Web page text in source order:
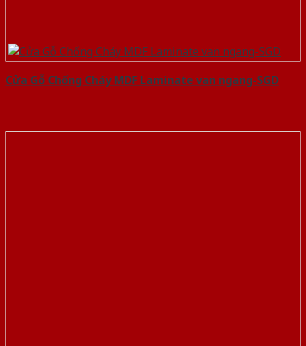
Cửa Gỗ Chống Cháy MDF Laminate van ngang-SGD